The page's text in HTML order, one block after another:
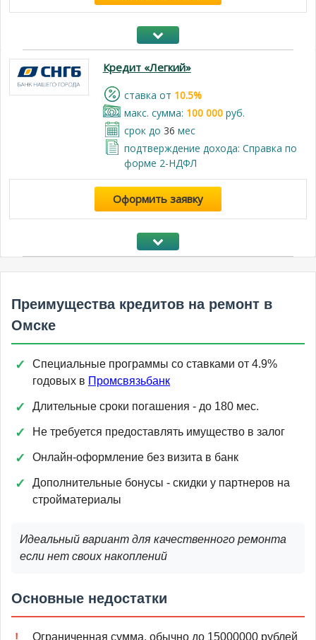
Кредит «Легкий»
cтавка от 10.5%
макс. сумма: 100 000руб.
срок до 36 мес
подтверждение дохода: Справка по
форме 2-НДФЛ
Оформить заявку
Преимущества кредитов на ремонт в
Омске
Специальные программы со ставками от 4.9%
годовых в Промсвязьбанк
Длительные сроки погашения - до 180 мес.
Не требуется предоставлять имущество в залог
Онлайн-оформление без визита в банк
Дополнительные бонусы - скидки у партнеров на
стройматериалы
Идеальный вариант для качественного ремонта
если нет своих накоплений
Основные недостатки
Ограниченная сумма, обычно до 15000000 рублей